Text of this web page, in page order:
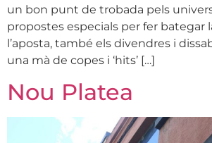
un bon punt de trobada pels
propostes especials per fer bategar
l’aposta, també els divendres i
una mà de copes i ‘hits’ […]
Nou Platea